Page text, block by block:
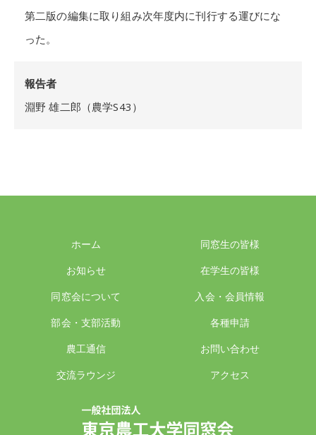
第二版の編集に取り組み次年度内に刊行する運びにな
った。
報告者
淵野 雄二郎（農学S43）
ホーム
お知らせ
同窓会について
部会・支部活動
農工通信
交流ラウンジ
同窓生の皆様
在学生の皆様
入会・会員情報
各種申請
お問い合わせ
アクセス